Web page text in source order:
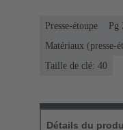
Presse-étoupe Pg
Matériaux (presse-
Taille de clé: 40
Détails du